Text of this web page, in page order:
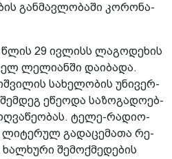
გან­მავ­ლო­ბა­ში კო­რო­ნა­
წლის 29 ივ­ლისს ლა­გო­დე­ხის
ლე­ლი­ან­ში და­ი­ბა­და.
სა­ხე­ლო­ბის უნი­ვერ­
ეწე­ო­და სა­ზო­გა­დო­ებ­
ტელე-რა­დი­ო­
ლი­ტე­რულ გა­და­ცე­მა­თა რე­
შე­მოქ­მე­დე­ბის